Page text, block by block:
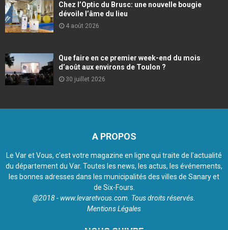
Chez l’Optic du Brusc: une nouvelle bougie
dévoile l’âme du lieu
4 août 2026
Que faire en ce premier week-end du mois
d’août aux environs de Toulon ?
30 juillet 2026
A PROPOS
Le Var et Vous, c'est votre magazine en ligne qui traite de l'actualité
du département du Var. Toutes les news, les actus, les événements,
les bonnes adresses dans les municipalités des villes de Sanary et
de Six-Fours.
@2018 - www.levaretvous.com. Tous droits réservés.
Mentions Légales